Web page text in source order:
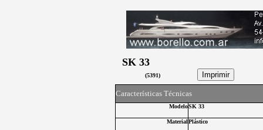
SK 33
(5391)
Características Técnicas
ModeloSK 33
MaterialPlástico